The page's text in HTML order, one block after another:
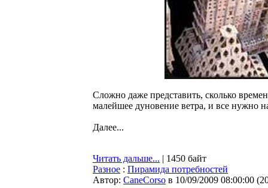
Сложно даже представить, сколько
малейшее дуновение ветра, и все нужно
Далее...
Читать дальше... | 1450 байт
Разное : Пирамида потребностей
Автор: CaneCorso в 10/09/2009 08:00:00 (